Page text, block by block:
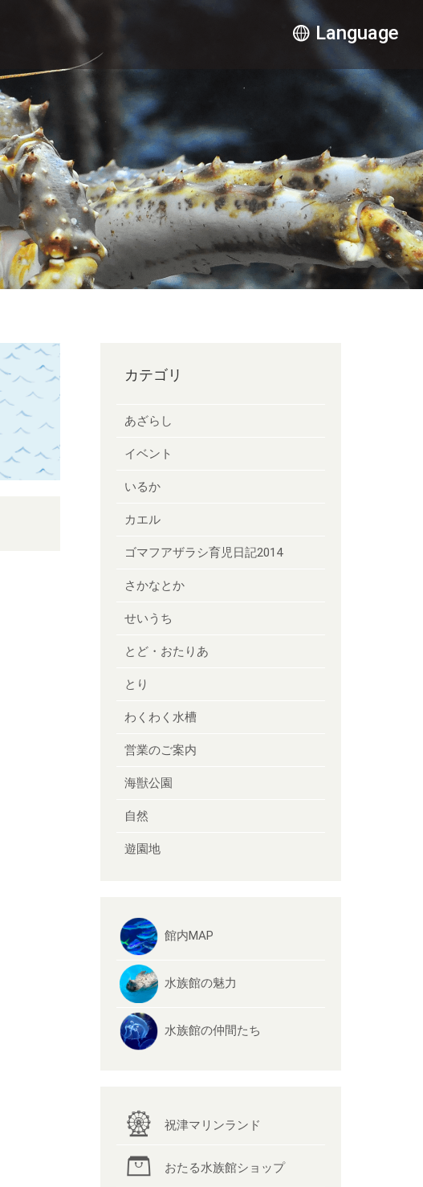
Language
カテゴリ
あざらし
イベント
いるか
カエル
ゴマフアザラシ育児日記2014
さかなとか
せいうち
とど・おたりあ
とり
わくわく水槽
営業のご案内
海獣公園
自然
遊園地
館内MAP
水族館の魅力
水族館の仲間たち
祝津マリンランド
おたる水族館ショップ